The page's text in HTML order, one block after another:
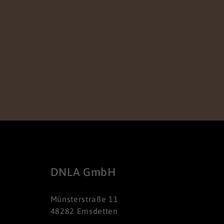
DNLA GmbH
Münsterstraße 11
48282 Emsdetten